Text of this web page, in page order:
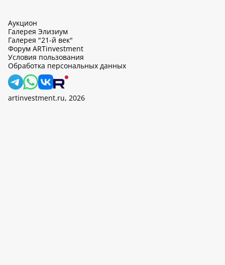
Аукцион
Галерея Элизиум
Галерея "21-й век"
Форум ARTinvestment
Условия пользования
Обработка персональных данных
artinvestment.ru, 2026